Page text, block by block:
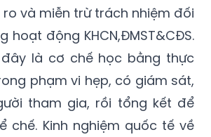
và miễn trừ trách nhiệm đối
hoạt động KHCN,ĐMST&CĐS.
là cơ chế học bằng thực
phạm vi hẹp, có giám sát,
tham gia, rồi tổng kết để
chế. Kinh nghiệm quốc tế về